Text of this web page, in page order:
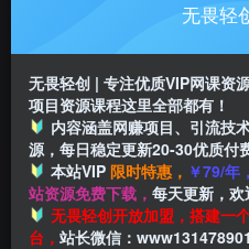
推广返佣高达70%
首页 创业课程 会员专属 正文
付费阅读
无畏轻
无畏轻创 | 专注优质VIP网课资
项目资源课程这里全部都有！
内容涵盖网赚项目、引流技
源，每日稳定更新20-30优质付
本站VIP 限时特惠， ￥79/年
站资源免费下载， 每天更新，欢
无畏轻创开放加盟，搭建一
台， 站长微信：www131478901